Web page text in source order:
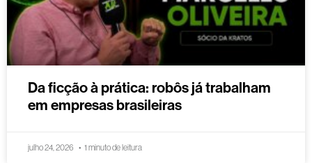
Da ficção à prática: robôs já trabalham
em empresas brasileiras
julho 24, 2026 1 minuto de leitura